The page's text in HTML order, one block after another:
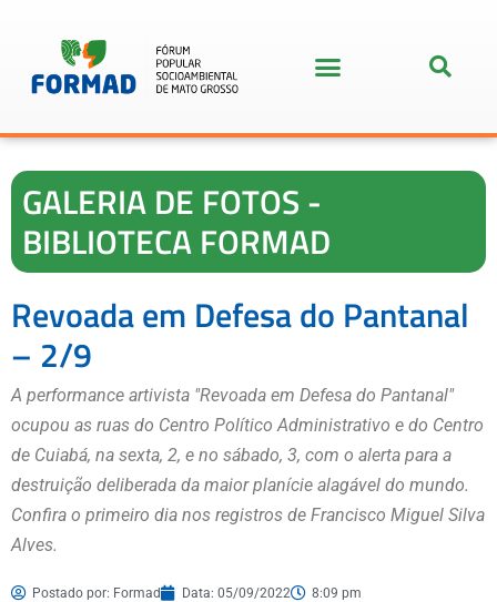
GALERIA DE FOTOS -
BIBLIOTECA FORMAD
Revoada em Defesa do Pantanal
– 2/9
A performance artivista "Revoada em Defesa do Pantanal"
ocupou as ruas do Centro Político Administrativo e do Centro
de Cuiabá, na sexta, 2, e no sábado, 3, com o alerta para a
destruição deliberada da maior planície alagável do mundo.
Confira o primeiro dia nos registros de Francisco Miguel Silva
Alves.
Postado por: Formad Data: 05/09/2022 8:09 pm